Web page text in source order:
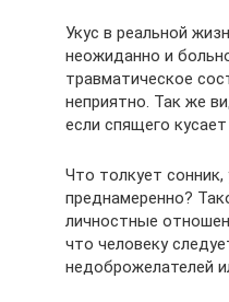
Укус в реальной
неожиданно и
травматическое
неприятно. Так же
если спящего
Что толкует сонник,
преднамеренно?
личностные
что человеку
недоброжелателей